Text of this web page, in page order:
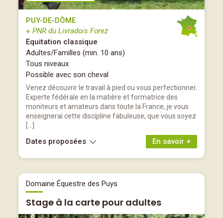
PUY-DE-DÔME
※ PNR du Livradois Forez
Equitation classique
Adultes/Familles (min. 10 ans)
Tous niveaux
Possible avec son cheval
Venez découvrir le travail à pied ou vous perfectionner.
Experte fédérale en la matière et formatrice des
moniteurs et amateurs dans toute la France, je vous
enseignerai cette discipline fabuleuse, que vous soyez
En savoir +
Dates proposées
Domaine Équestre des Puys
Stage à la carte pour adultes